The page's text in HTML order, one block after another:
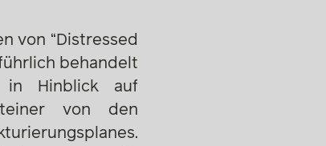
von “Distressed
behandelt
in Hinblick auf
von den